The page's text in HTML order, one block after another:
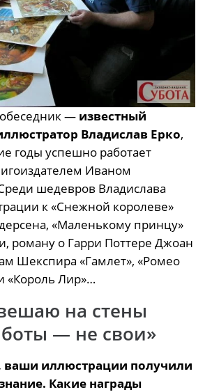
— известный
Владислав Ерко,
годы успешно работает
Иваном
шедевров Владислава
к «Снежной королеве»
«Маленькому принцу»
роману о Гарри Поттере Джоан
Шекспира «Гамлет», «Ромео
«Король Лир»…
на стены
— не свои»
ваши иллюстрации получили
Какие награды